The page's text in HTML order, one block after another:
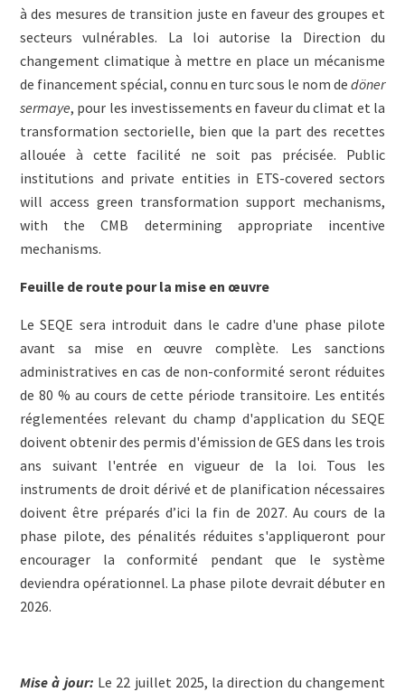
à des mesures de transition juste en faveur des groupes et
secteurs vulnérables. La loi autorise la Direction du
changement climatique à mettre en place un mécanisme
de financement spécial, connu en turc sous le nom de döner
sermaye, pour les investissements en faveur du climat et la
transformation sectorielle, bien que la part des recettes
allouée à cette facilité ne soit pas précisée. Public
institutions and private entities in ETS-covered sectors
will access green transformation support mechanisms,
with the CMB determining appropriate incentive
mechanisms.
Feuille de route pour la mise en œuvre
Le SEQE sera introduit dans le cadre d'une phase pilote
avant sa mise en œuvre complète. Les sanctions
administratives en cas de non-conformité seront réduites
de 80 % au cours de cette période transitoire. Les entités
réglementées relevant du champ d'application du SEQE
doivent obtenir des permis d'émission de GES dans les trois
ans suivant l'entrée en vigueur de la loi. Tous les
instruments de droit dérivé et de planification nécessaires
doivent être préparés d’ici la fin de 2027. Au cours de la
phase pilote, des pénalités réduites s'appliqueront pour
encourager la conformité pendant que le système
deviendra opérationnel. La phase pilote devrait débuter en
2026.
Mise à jour: Le 22 juillet 2025, la direction du changement